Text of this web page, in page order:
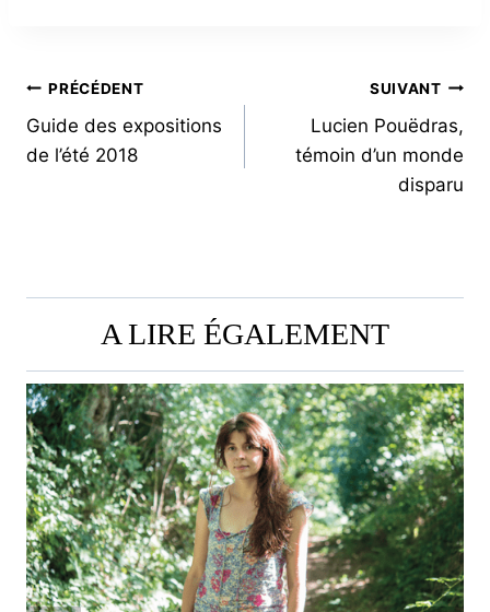
NAVIGATION
DE
PRÉCÉDENT
Guide des expositions
de l’été 2018
SUIVANT
Lucien Pouëdras,
témoin d’un monde
disparu
A LIRE ÉGALEMENT